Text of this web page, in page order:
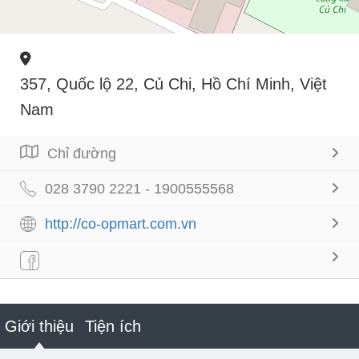
357, Quốc lộ 22, Củ Chi, Hồ Chí Minh, Việt
Nam
Chỉ đường
028 3790 2221 - 1900555568
http://co-opmart.com.vn
Giới thiệu Tiện ích